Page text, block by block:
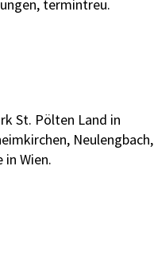
termintreu.
St. Pölten Land in
Neulengbach,
Wien.